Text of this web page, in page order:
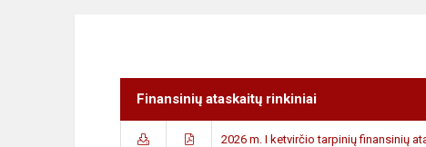
Finansinių ataskaitų rinkiniai
2026 m. I ketvirčio tarpinių finansinių